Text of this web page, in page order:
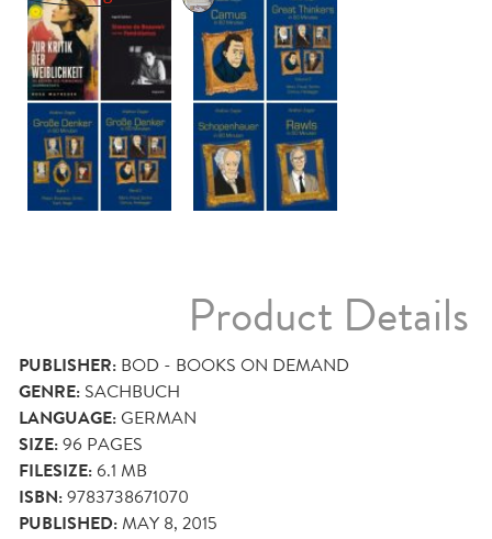
Product Details
PUBLISHER: BOD - BOOKS ON DEMAND
GENRE: SACHBUCH
LANGUAGE:GERMAN
SIZE:96 PAGES
FILESIZE:6.1 MB
ISBN:9783738671070
PUBLISHED:MAY 8, 2015